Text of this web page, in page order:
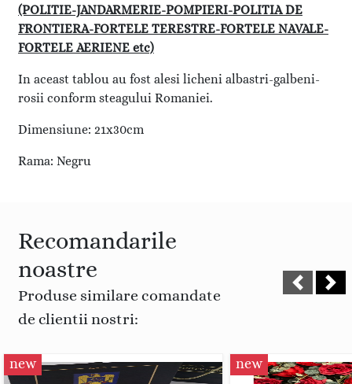
(POLITIE-JANDARMERIE-POMPIERI-POLITIA DE
FRONTIERA-FORTELE TERESTRE-FORTELE NAVALE-
FORTELE AERIENE etc)
In aceast tablou au fost alesi licheni albastri-galbeni-
rosii conform steagului Romaniei.
Dimensiune: 21x30cm
Rama: Negru
Recomandarile
noastre
Produse similare comandate
de clientii nostri:
new new